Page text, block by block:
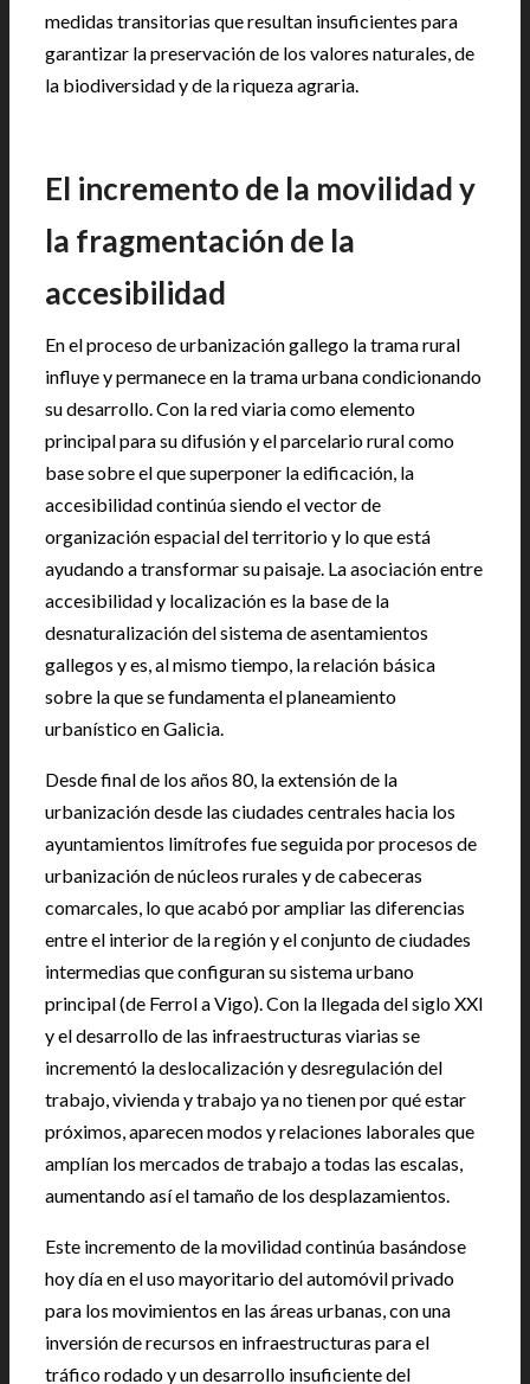
medidas transitorias que resultan insuficientes para
garantizar la preservación de los valores naturales, de
la biodiversidad y de la riqueza agraria.
El incremento de la movilidad y
la fragmentación de la
accesibilidad
En el proceso de urbanización gallego la trama rural
influye y permanece en la trama urbana condicionando
su desarrollo. Con la red viaria como elemento
principal para su difusión y el parcelario rural como
base sobre el que superponer la edificación, la
accesibilidad continúa siendo el vector de
organización espacial del territorio y lo que está
ayudando a transformar su paisaje. La asociación entre
accesibilidad y localización es la base de la
desnaturalización del sistema de asentamientos
gallegos y es, al mismo tiempo, la relación básica
sobre la que se fundamenta el planeamiento
urbanístico en Galicia.
Desde final de los años 80, la extensión de la
urbanización desde las ciudades centrales hacia los
ayuntamientos limítrofes fue seguida por procesos de
urbanización de núcleos rurales y de cabeceras
comarcales, lo que acabó por ampliar las diferencias
entre el interior de la región y el conjunto de ciudades
intermedias que configuran su sistema urbano
principal (de Ferrol a Vigo). Con la llegada del siglo XXI
y el desarrollo de las infraestructuras viarias se
incrementó la deslocalización y desregulación del
trabajo, vivienda y trabajo ya no tienen por qué estar
próximos, aparecen modos y relaciones laborales que
amplían los mercados de trabajo a todas las escalas,
aumentando así el tamaño de los desplazamientos.
Este incremento de la movilidad continúa basándose
hoy día en el uso mayoritario del automóvil privado
para los movimientos en las áreas urbanas, con una
inversión de recursos en infraestructuras para el
tráfico rodado y un desarrollo insuficiente del